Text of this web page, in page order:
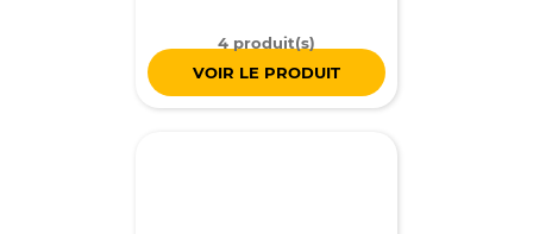
4 produit(s)
VOIR LE PRODUIT